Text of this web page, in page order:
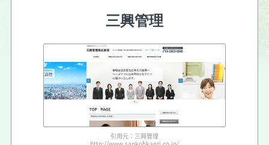
三興管理
引用元：三興管理